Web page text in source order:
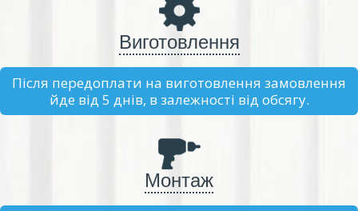
Виготовлення
Після передоплати на виготовлення замовлення
йде від 5 днів, в залежності від обсягу.
Монтаж